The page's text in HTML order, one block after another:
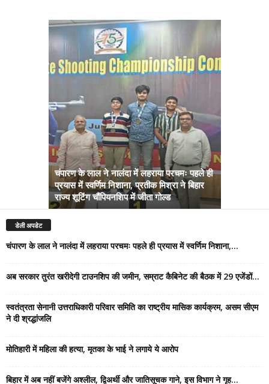
चंपारण के लाल ने नालंदा में लहराया परचमः पहले ही
प्रयास में स्वर्णिम निशाना, प्रतीक मिश्रा ने बिहार
राज्य शूटिंग चौंपियनशिप में जीता गोल्ड
डेली अपडेट
चंपारण के लाल ने नालंदा में लहराया परचमः पहले ही प्रयास में स्वर्णिम निशाना,...
अब सरकार तुरंत खरीदेगी टाउनशिप की जमीन, सम्राट कैबिनेट की बैठक में 29 एजेंडों...
स्वतंत्रता सेनानी उत्तराधिकारी परिवार समिति का राष्ट्रीय मासिक कार्यक्रम, असम सीएम
ने दी श्रद्धांजलि
मोतिहारी में महिला की हत्या, मृतका के भाई ने लगाये ये आरोप
बिहार में अब नहीं बजेंगे अश्लील, द्विअर्थी और जातिसूचक गाने, इस विभाग ने गृह...